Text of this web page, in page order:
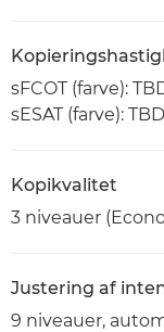
sFCOT (farve):
sESAT (farve):
Kopikvalitet
3 niveauer
Justering af
9 niveauer,